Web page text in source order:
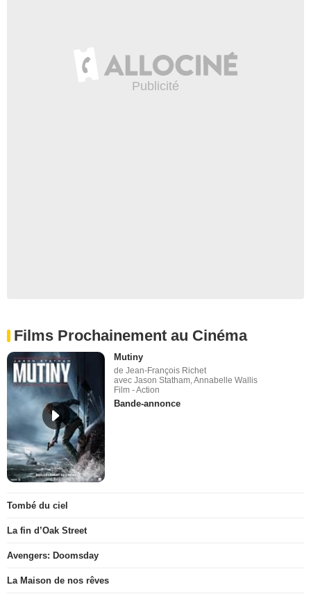
Films Prochainement au Cinéma
Mutiny
de Jean-François Richet
avec Jason Statham, Annabelle Wallis
Film - Action
Bande-annonce
Tombé du ciel
La fin d’Oak Street
Avengers: Doomsday
La Maison de nos rêves